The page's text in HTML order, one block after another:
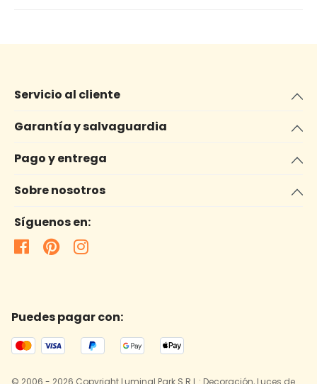
Servicio al cliente
Garantía y salvaguardia
Pago y entrega
Sobre nosotros
Síguenos en:
Puedes pagar con: